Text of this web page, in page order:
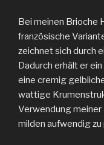
Bei meinen Brioche
französische
zeichnet sich durch
Dadurch erhält er
eine cremig
wattige
Verwendung
milden aufwendig